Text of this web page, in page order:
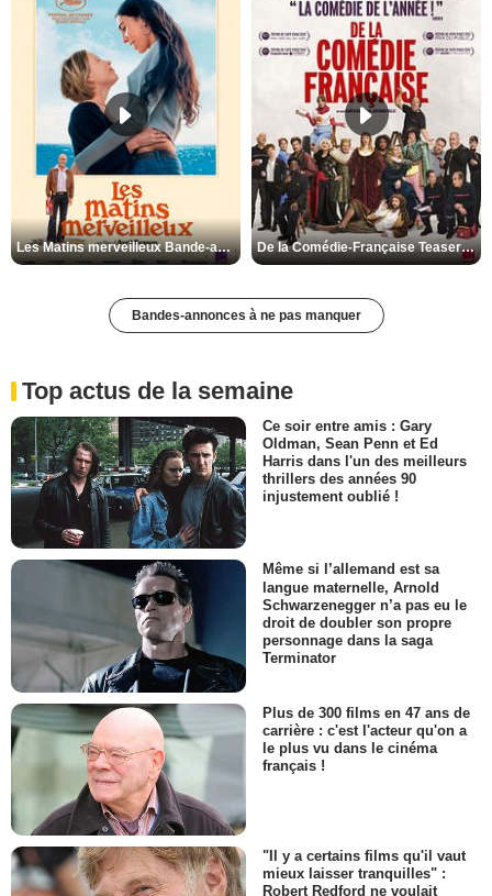
Les Matins merveilleux Bande-annonce VF De la Comédie-Française Teaser VF
Bandes-annonces à ne pas manquer
Top actus de la semaine
Ce soir entre amis : Gary
Oldman, Sean Penn et Ed
Harris dans l'un des meilleurs
thrillers des années 90
injustement oublié !
Même si l’allemand est sa
langue maternelle, Arnold
Schwarzenegger n’a pas eu le
droit de doubler son propre
personnage dans la saga
Terminator
Plus de 300 films en 47 ans de
carrière : c'est l'acteur qu'on a
le plus vu dans le cinéma
français !
"Il y a certains films qu'il vaut
mieux laisser tranquilles" :
Robert Redford ne voulait